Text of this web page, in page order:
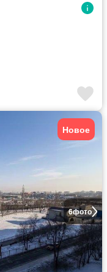
6фото
Новое